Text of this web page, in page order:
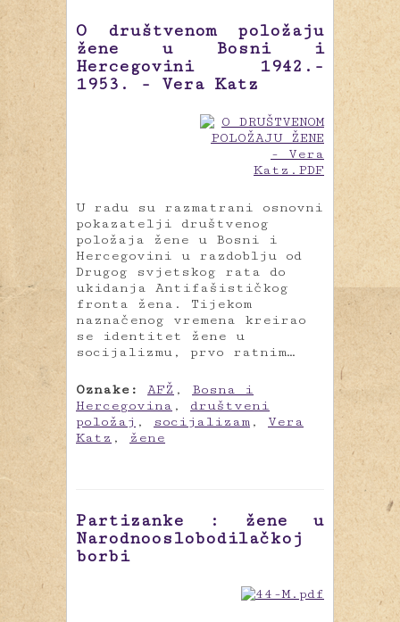
O društvenom položaju
žene u Bosni i
Hercegovini 1942.-
1953. - Vera Katz
U radu su razmatrani osnovni
pokazatelji društvenog
položaja žene u Bosni i
Hercegovini u razdoblju od
Drugog svjetskog rata do
ukidanja Antifašističkog
fronta žena. Tijekom
naznačenog vremena kreirao
se identitet žene u
socijalizmu, prvo ratnim…
Oznake: AFŽ , Bosna i
Hercegovina , društveni
položaj , socijalizam , Vera
Katz , žene
Partizanke : žene u
Narodnooslobodilačkoj
borbi